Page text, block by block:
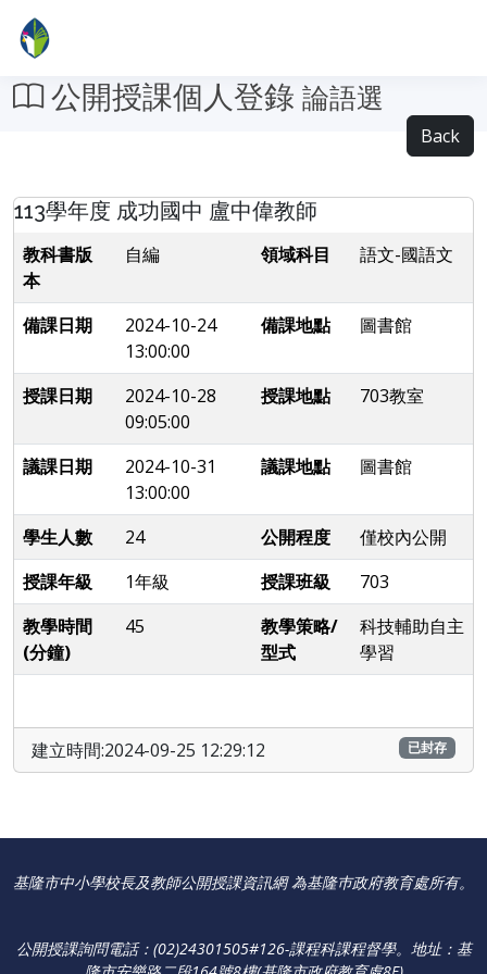
公開授課個人登錄 論語選
Back
113學年度 成功國中 盧中偉教師
教科書版
本
自編 領域科目 語文-國語文
備課日期
2024-10-24
13:00:00
備課地點 圖書館
授課日期
2024-10-28
09:05:00
授課地點 703教室
議課日期
2024-10-31
13:00:00
議課地點 圖書館
學生人數 24 公開程度
僅校內公開
授課年級
1年級 授課班級
703
教學時間
(分鐘)
45
教學策略/
型式
科技輔助自主
學習
建立時間:2024-09-25 12:29:12 已封存
基隆市中小學校長及教師公開授課資訊網 為基隆巿政府教育處所有。
公開授課詢問電話：(02)24301505#126-課程科課程督學。 地址：基